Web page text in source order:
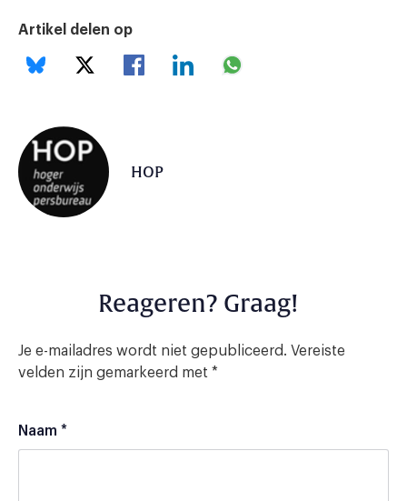
Artikel delen op
HOP
Reageren? Graag!
Je e-mailadres wordt niet gepubliceerd. Vereiste
velden zijn gemarkeerd met *
Naam *